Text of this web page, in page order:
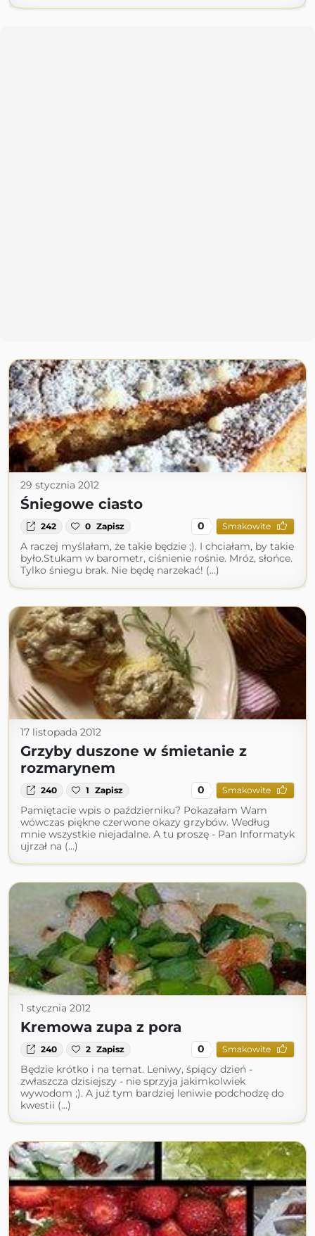
29 stycznia 2012
Śniegowe ciasto
242 0 Zapisz 0 Smakowite
A raczej myślałam, że takie będzie ;). I chciałam, by takie
było.Stukam w barometr, ciśnienie rośnie. Mróz, słońce.
Tylko śniegu brak. Nie będę narzekać! (...)
17 listopada 2012
Grzyby duszone w śmietanie z
rozmarynem
240 1 Zapisz 0 Smakowite
Pamiętacie wpis o październiku? Pokazałam Wam
wówczas piękne czerwone okazy grzybów. Według
mnie wszystkie niejadalne. A tu proszę - Pan Informatyk
ujrzał na (...)
1 stycznia 2012
Kremowa zupa z pora
240 2 Zapisz 0 Smakowite
Będzie krótko i na temat. Leniwy, śpiący dzień -
zwłaszcza dzisiejszy - nie sprzyja jakimkolwiek
wywodom ;). A już tym bardziej leniwie podchodzę do
kwestii (...)